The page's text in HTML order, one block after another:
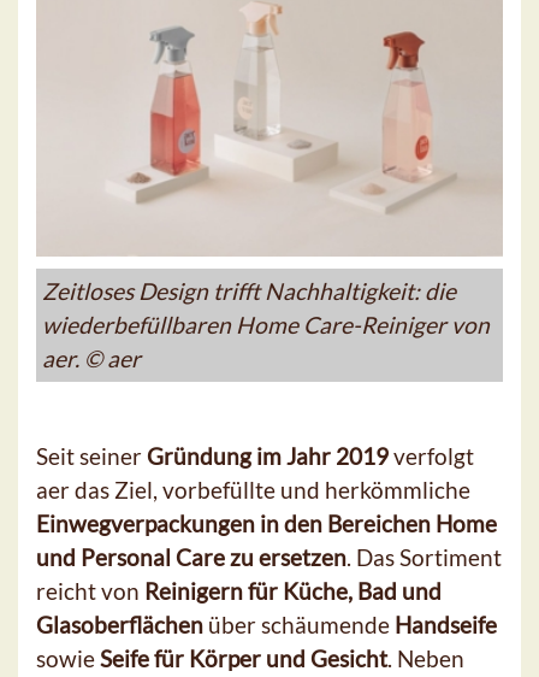
Zeitloses Design trifft Nachhaltigkeit: die
wiederbefüllbaren Home Care-Reiniger von
aer. © aer
Seit seinerGründung im Jahr 2019verfolgt
aer das Ziel, vorbefüllte und herkömmliche
Einwegverpackungen in den Bereichen Home
und Personal Care zu ersetzen. Das Sortiment
reicht von Reinigern für Küche, Bad und
Glasoberflächen über schäumende Handseife
sowieSeife für Körper und Gesicht. Neben